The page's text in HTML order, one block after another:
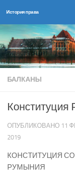
Перейти к
История права
БАЛКАНЫ
Конституция
ОПУБЛИКОВАНО 11
2019
КОНСТИТУЦИЯ
РУМЫНИЯ